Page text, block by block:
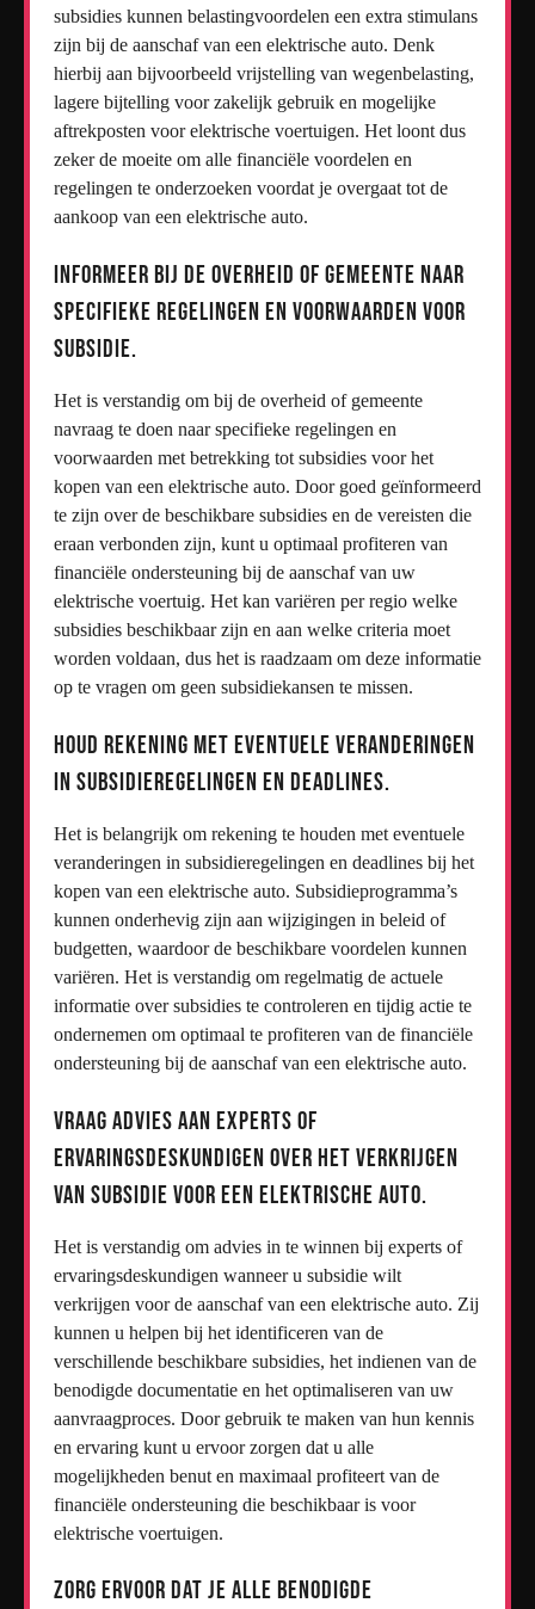
subsidies kunnen belastingvoordelen een extra stimulans
zijn bij de aanschaf van een elektrische auto. Denk
hierbij aan bijvoorbeeld vrijstelling van wegenbelasting,
lagere bijtelling voor zakelijk gebruik en mogelijke
aftrekposten voor elektrische voertuigen. Het loont dus
zeker de moeite om alle financiële voordelen en
regelingen te onderzoeken voordat je overgaat tot de
aankoop van een elektrische auto.
Informeer bij de overheid of gemeente naar
specifieke regelingen en voorwaarden voor
subsidie.
Het is verstandig om bij de overheid of gemeente
navraag te doen naar specifieke regelingen en
voorwaarden met betrekking tot subsidies voor het
kopen van een elektrische auto. Door goed geïnformeerd
te zijn over de beschikbare subsidies en de vereisten die
eraan verbonden zijn, kunt u optimaal profiteren van
financiële ondersteuning bij de aanschaf van uw
elektrische voertuig. Het kan variëren per regio welke
subsidies beschikbaar zijn en aan welke criteria moet
worden voldaan, dus het is raadzaam om deze informatie
op te vragen om geen subsidiekansen te missen.
Houd rekening met eventuele veranderingen
in subsidieregelingen en deadlines.
Het is belangrijk om rekening te houden met eventuele
veranderingen in subsidieregelingen en deadlines bij het
kopen van een elektrische auto. Subsidieprogramma’s
kunnen onderhevig zijn aan wijzigingen in beleid of
budgetten, waardoor de beschikbare voordelen kunnen
variëren. Het is verstandig om regelmatig de actuele
informatie over subsidies te controleren en tijdig actie te
ondernemen om optimaal te profiteren van de financiële
ondersteuning bij de aanschaf van een elektrische auto.
Vraag advies aan experts of
ervaringsdeskundigen over het verkrijgen
van subsidie voor een elektrische auto.
Het is verstandig om advies in te winnen bij experts of
ervaringsdeskundigen wanneer u subsidie wilt
verkrijgen voor de aanschaf van een elektrische auto. Zij
kunnen u helpen bij het identificeren van de
verschillende beschikbare subsidies, het indienen van de
benodigde documentatie en het optimaliseren van uw
aanvraagproces. Door gebruik te maken van hun kennis
en ervaring kunt u ervoor zorgen dat u alle
mogelijkheden benut en maximaal profiteert van de
financiële ondersteuning die beschikbaar is voor
elektrische voertuigen.
Zorg ervoor dat je alle benodigde